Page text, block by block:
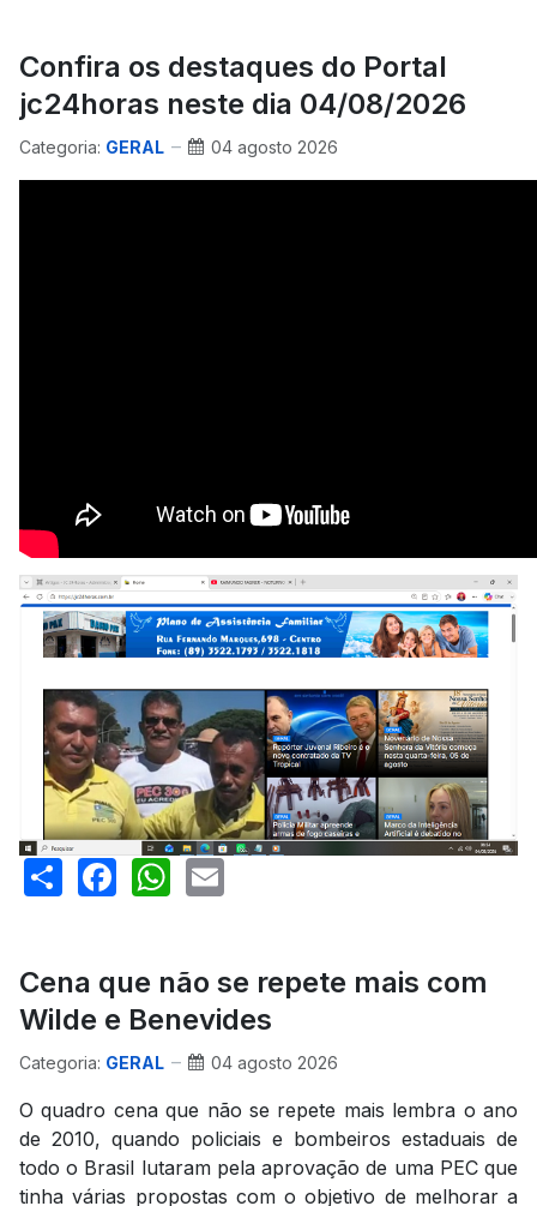
Confira os destaques do Portal
jc24horas neste dia 04/08/2026
Categoria: GERAL 04 agosto 2026
ShareFacebook
WhatsApp
Cena que não se repete mais com
Wilde e Benevides
Categoria: GERAL 04 agosto 2026
O quadro cena que não se repete mais lembra o ano
de 2010, quando policiais e bombeiros estaduais de
todo o Brasil lutaram pela aprovação de uma PEC que
tinha várias propostas com o objetivo de melhorar a